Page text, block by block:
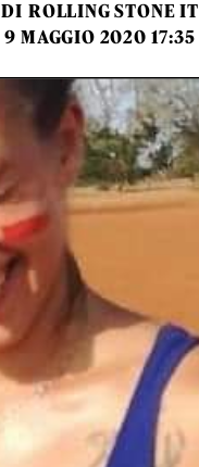
DI ROLLING STONE IT
9 MAGGIO 2020 17:35